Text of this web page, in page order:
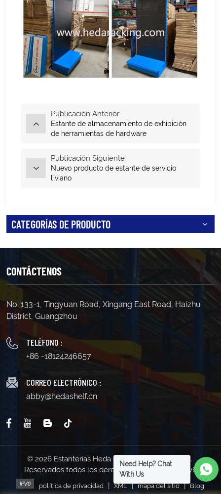
Publicación Anterior
Estante de almacenamiento de exhibición
de herramientas de hardware
Publicación Siguiente
Nuevo producto de estante de servicio
liviano
CATEGORÍAS DE PRODUCTO
CONTÁCTENOS
No. 133-1, Tingyuan Road, Xingang East Road, Haizhu
District, Guangzhou
TELÉFONO :
+86 -18124246657
CORREO ELECTRÓNICO :
abby@hedashelf.cn
© 2026 Estanterías Heda de Guangzhou Co., Ltd..
Reservados todos los derechos . | Soporta red IPv6
política de privacidad XML | mapa del sitio | Blog
Need Help? Chat
With Us